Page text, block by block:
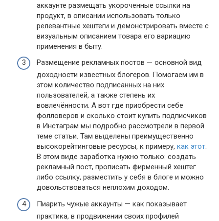
аккаунте размещать укороченные ссылки на
продукт, в описании использовать только
релевантные хештеги и демонстрировать вместе с
визуальным описанием товара его вариацию
применения в быту.
Размещение рекламных постов — основной вид
доходности известных блогеров. Помогаем им в
этом количество подписанных на них
пользователей, а также степень их
вовлечённости. А вот где приобрести себе
фолловеров и сколько стоит купить подписчиков
в Инстаграм мы подробно рассмотрели в первой
теме статьи. Там выделены преимущественно
высокорейтинговые ресурсы, к примеру, как этот.
В этом виде заработка нужно только: создать
рекламный пост, прописать фирменный хештег
либо ссылку, разместить у себя в блоге и можно
довольствоваться неплохим доходом.
Пиарить чужые аккаунты — как показывает
практика, в продвижении своих профилей